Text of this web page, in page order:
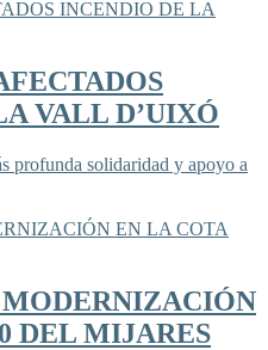
VALL D’UIXÓ
profunda solidaridad y apoyo a
DEL MIJARES